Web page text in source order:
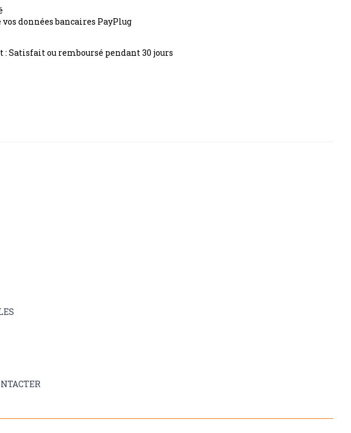
données bancaires PayPlug
: Satisfait ou remboursé pendant 30 jours